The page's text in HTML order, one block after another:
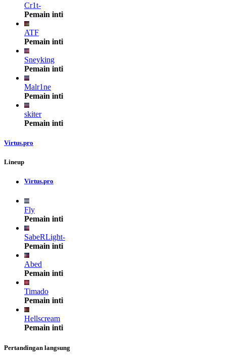
Cr1t-
Pemain inti
ATF
Pemain inti
Sneyking
Pemain inti
Malr1ne
Pemain inti
skiter
Pemain inti
Virtus.pro
Lineup
Virtus.pro
Fly
Pemain inti
SabeRLight-
Pemain inti
Abed
Pemain inti
Timado
Pemain inti
Hellscream
Pemain inti
Pertandingan langsung